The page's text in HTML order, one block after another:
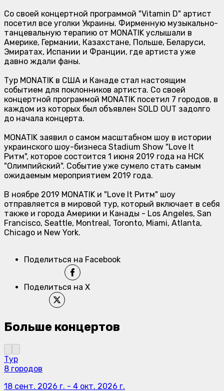
Со своей концертной программой "Vitamin D" артист
посетил все уголки Украины. Фирменную музыкально-
танцевальную терапию от MONATIK услышали в
Америке, Германии, Казахстане, Польше, Беларуси,
Эмиратах, Испании и Франции, где артиста уже
давно ждали фаны.
Тур MONATIK в США и Канаде стал настоящим
событием для поклонников артиста. Со своей
концертной программой MONATIK посетил 7 городов, в
каждом из которых был объявлен SOLD OUT задолго
до начала концерта.
MONATIK заявил о самом масштабном шоу в истории
украинского шоу-бизнеса Stadium Show "Love It
Ритм", которое состоится 1 июня 2019 года на НСК
"Олимпийский". Событие уже сумело стать самым
ожидаемым мероприятием 2019 года.
В ноябре 2019 MONATIK и "Love It Ритм" шоу
отправляется в мировой тур, который включает в себя
также и города Америки и Канады - Los Angeles, San
Francisco, Seattle, Montreal, Toronto, Miami, Atlanta,
Chicago и New York.
Поделиться на Facebook
Поделиться на X
Больше концертов
Тур
8 городов
18 сент. 2026 г. - 4 окт. 2026 г.